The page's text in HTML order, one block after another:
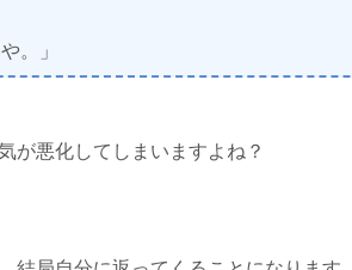
。」
が悪化してしまいますよね？